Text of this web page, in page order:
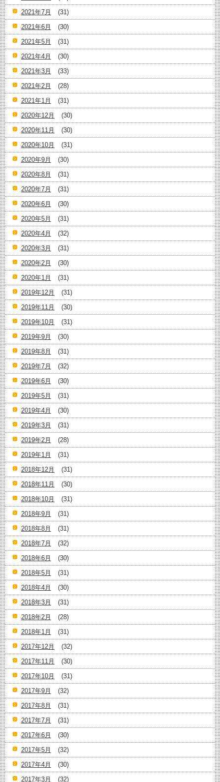
2021年7月
(31)
2021年6月
(30)
2021年5月
(31)
2021年4月
(30)
2021年3月
(33)
2021年2月
(28)
2021年1月
(31)
2020年12月
(30)
2020年11月
(30)
2020年10月
(31)
2020年9月
(30)
2020年8月
(31)
2020年7月
(31)
2020年6月
(30)
2020年5月
(31)
2020年4月
(32)
2020年3月
(31)
2020年2月
(30)
2020年1月
(31)
2019年12月
(31)
2019年11月
(30)
2019年10月
(31)
2019年9月
(30)
2019年8月
(31)
2019年7月
(32)
2019年6月
(30)
2019年5月
(31)
2019年4月
(30)
2019年3月
(31)
2019年2月
(28)
2019年1月
(31)
2018年12月
(31)
2018年11月
(30)
2018年10月
(31)
2018年9月
(31)
2018年8月
(31)
2018年7月
(32)
2018年6月
(30)
2018年5月
(31)
2018年4月
(30)
2018年3月
(31)
2018年2月
(28)
2018年1月
(31)
2017年12月
(32)
2017年11月
(30)
2017年10月
(31)
2017年9月
(32)
2017年8月
(31)
2017年7月
(31)
2017年6月
(30)
2017年5月
(32)
2017年4月
(30)
2017年3月
(32)